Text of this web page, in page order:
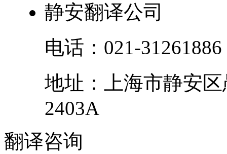
静安翻译公司
电话： 021-31261886
地址：
上海市静安区
2403A
翻译咨询